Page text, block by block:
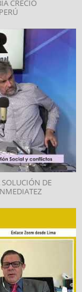
CRECIÓ
DE